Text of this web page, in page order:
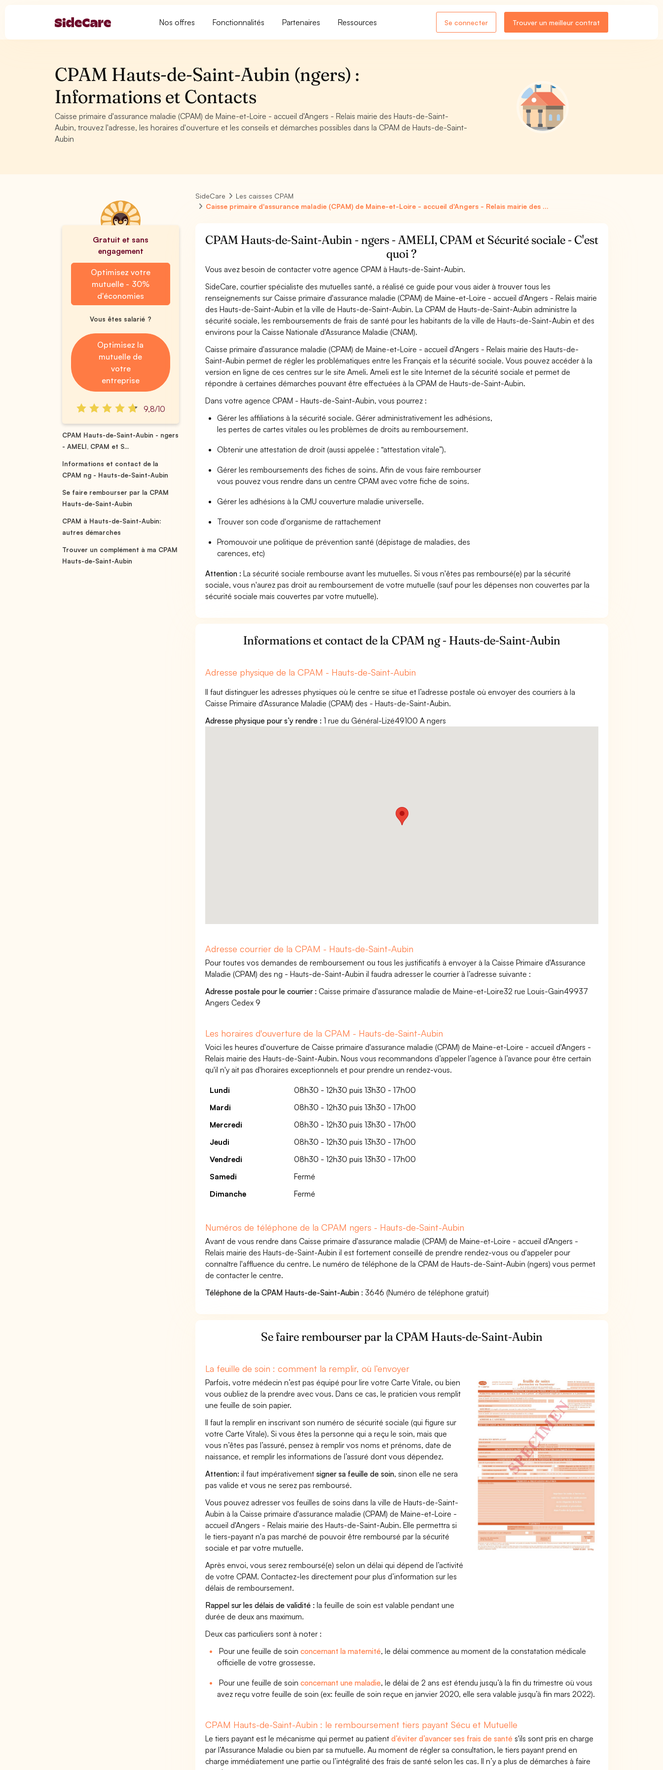
Nos offres Fonctionnalités Partenaires Ressources Se connecter Trouver un meilleur contrat
CPAM Hauts-de-Saint-Aubin (ngers) :
Informations et Contacts
Caisse primaire d'assurance maladie (CPAM) de Maine-et-Loire - accueil d'Angers - Relais mairie des Hauts-de-Saint-
Aubin, trouvez l'adresse, les horaires d'ouverture et les conseils et démarches possibles dans la CPAM de Hauts-de-Saint-
Aubin
Gratuit et sans
engagement
Optimisez votre
mutuelle - 30%
d'économies
Vous êtes salarié ?
Optimisez la
mutuelle de
votre
entreprise
9,8/10
CPAM Hauts-de-Saint-Aubin - ngers
- AMELI, CPAM et S...
Informations et contact de la
CPAM ng - Hauts-de-Saint-Aubin
Se faire rembourser par la CPAM
Hauts-de-Saint-Aubin
CPAM à Hauts-de-Saint-Aubin:
autres démarches
Trouver un complément à ma CPAM
Hauts-de-Saint-Aubin
SideCare
Les caisses CPAM
Caisse primaire d'assurance maladie (CPAM) de Maine-et-Loire - accueil d'Angers - Relais mairie des ...
CPAM Hauts-de-Saint-Aubin - ngers - AMELI, CPAM et Sécurité sociale - C'est
quoi ?
Vous avez besoin de contacter votre agence CPAM à Hauts-de-Saint-Aubin.
SideCare, courtier spécialiste des mutuelles santé, a réalisé ce guide pour vous aider à trouver tous les
renseignements sur Caisse primaire d'assurance maladie (CPAM) de Maine-et-Loire - accueil d'Angers - Relais mairie
des Hauts-de-Saint-Aubin et la ville de Hauts-de-Saint-Aubin. La CPAM de Hauts-de-Saint-Aubin administre la
sécurité sociale, les remboursements de frais de santé pour les habitants de la ville de Hauts-de-Saint-Aubin et des
environs pour la Caisse Nationale d'Assurance Maladie (CNAM).
Caisse primaire d'assurance maladie (CPAM) de Maine-et-Loire - accueil d'Angers - Relais mairie des Hauts-de-
Saint-Aubin permet de régler les problématiques entre les Français et la sécurité sociale. Vous pouvez accéder à la
version en ligne de ces centres sur le site Ameli. Ameli est le site Internet de la sécurité sociale et permet de
répondre à certaines démarches pouvant être effectuées à la CPAM de Hauts-de-Saint-Aubin.
Dans votre agence CPAM - Hauts-de-Saint-Aubin, vous pourrez :
Gérer les affiliations à la sécurité sociale. Gérer administrativement les adhésions,
les pertes de cartes vitales ou les problèmes de droits au remboursement.
Obtenir une attestation de droit (aussi appelée : “attestation vitale”).
Gérer les remboursements des fiches de soins. Afin de vous faire rembourser
vous pouvez vous rendre dans un centre CPAM avec votre fiche de soins.
Gérer les adhésions à la CMU couverture maladie universelle.
Trouver son code d'organisme de rattachement
Promouvoir une politique de prévention santé (dépistage de maladies, des
carences, etc)
Attention : La sécurité sociale rembourse avant les mutuelles. Si vous n'êtes pas remboursé(e) par la sécurité
sociale, vous n'aurez pas droit au remboursement de votre mutuelle (sauf pour les dépenses non couvertes par la
sécurité sociale mais couvertes par votre mutuelle).
Informations et contact de la CPAM ng - Hauts-de-Saint-Aubin
Adresse physique de la CPAM - Hauts-de-Saint-Aubin
Il faut distinguer les adresses physiques où le centre se situe et l’adresse postale où envoyer des courriers à la
Caisse Primaire d'Assurance Maladie (CPAM) des - Hauts-de-Saint-Aubin.
Adresse physique pour s’y rendre :1 rue du Général-Lizé49100 A ngers
Adresse courrier de la CPAM - Hauts-de-Saint-Aubin
Pour toutes vos demandes de remboursement ou tous les justificatifs à envoyer à la Caisse Primaire d'Assurance
Maladie (CPAM) des ng - Hauts-de-Saint-Aubin il faudra adresser le courrier à l’adresse suivante :
Adresse postale pour le courrier : Caisse primaire d'assurance maladie de Maine-et-Loire32 rue Louis-Gain49937
Angers Cedex 9
Les horaires d'ouverture de la CPAM - Hauts-de-Saint-Aubin
Voici les heures d'ouverture de Caisse primaire d'assurance maladie (CPAM) de Maine-et-Loire - accueil d'Angers -
Relais mairie des Hauts-de-Saint-Aubin. Nous vous recommandons d’appeler l’agence à l’avance pour être certain
qu'il n'y ait pas d'horaires exceptionnels et pour prendre un rendez-vous.
Lundi
08h30 - 12h30 puis 13h30 - 17h00
Mardi
08h30 - 12h30 puis 13h30 - 17h00
Mercredi
08h30 - 12h30 puis 13h30 - 17h00
Jeudi
08h30 - 12h30 puis 13h30 - 17h00
Vendredi
08h30 - 12h30 puis 13h30 - 17h00
Samedi
Fermé
Dimanche
Fermé
Numéros de téléphone de la CPAM ngers - Hauts-de-Saint-Aubin
Avant de vous rendre dans Caisse primaire d'assurance maladie (CPAM) de Maine-et-Loire - accueil d'Angers -
Relais mairie des Hauts-de-Saint-Aubin il est fortement conseillé de prendre rendez-vous ou d'appeler pour
connaître l'affluence du centre. Le numéro de téléphone de la CPAM de Hauts-de-Saint-Aubin (ngers) vous permet
de contacter le centre.
Téléphone de la CPAM Hauts-de-Saint-Aubin : 3646 (Numéro de téléphone gratuit)
Se faire rembourser par la CPAM Hauts-de-Saint-Aubin
La feuille de soin : comment la remplir, où l’envoyer
Parfois, votre médecin n’est pas équipé pour lire votre Carte Vitale, ou bien
vous oubliez de la prendre avec vous. Dans ce cas, le praticien vous remplit
une feuille de soin papier.
Il faut la remplir en inscrivant son numéro de sécurité sociale (qui figure sur
votre Carte Vitale). Si vous êtes la personne qui a reçu le soin, mais que
vous n’êtes pas l’assuré, pensez à remplir vos noms et prénoms, date de
naissance, et remplir les informations de l’assuré dont vous dépendez.
Attention: il faut impérativementsigner sa feuille de soin, sinon elle ne sera
pas valide et vous ne serez pas remboursé.
Vous pouvez adresser vos feuilles de soins dans la ville de Hauts-de-Saint-
Aubin à la Caisse primaire d'assurance maladie (CPAM) de Maine-et-Loire -
accueil d'Angers - Relais mairie des Hauts-de-Saint-Aubin. Elle permettra si
le tiers-payant n'a pas marché de pouvoir être remboursé par la sécurité
sociale et par votre mutuelle.
Après envoi, vous serez remboursé(e) selon un délai qui dépend de l’activité
de votre CPAM. Contactez-les directement pour plus d’information sur les
délais de remboursement.
Rappel sur les délais de validité : la feuille de soin est valable pendant une
durée de deux ans maximum.
Deux cas particuliers sont à noter :
Pour une feuille de soinconcernant la maternité, le délai commence au moment de la constatation médicale
officielle de votre grossesse.
Pour une feuille de soinconcernant une maladie, le délai de 2 ans est étendu jusqu’à la fin du trimestre où vous
avez reçu votre feuille de soin (ex: feuille de soin reçue en janvier 2020, elle sera valable jusqu’à fin mars 2022).
CPAM Hauts-de-Saint-Aubin : le remboursement tiers payant Sécu et Mutuelle
Le tiers payant est le mécanisme qui permet au patientd’éviter d’avancer ses frais de santé s'ils sont pris en charge
par l’Assurance Maladie ou bien par sa mutuelle. Au moment de régler sa consultation, le tiers payant prend en
charge immédiatement une partie ou l’intégralité des frais de santé selon les cas. Il n’y a plus de démarches à faire